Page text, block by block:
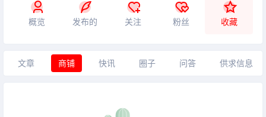
概览 发布的 关注 粉丝 收藏
文章 商铺 快讯 圈子 问答 供求信息